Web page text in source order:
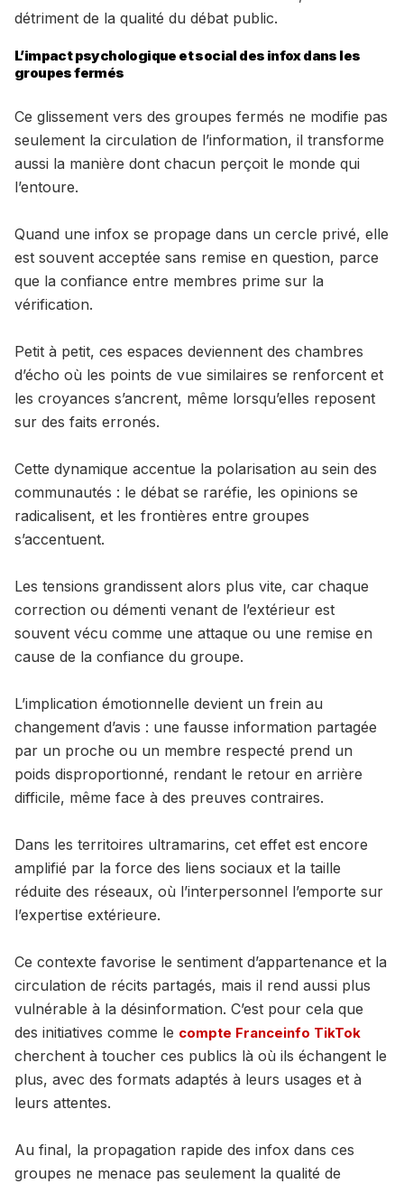
détriment de la qualité du débat public.
L’impact psychologique et social des infox dans les
groupes fermés
Ce glissement vers des groupes fermés ne modifie pas
seulement la circulation de l’information, il transforme
aussi la manière dont chacun perçoit le monde qui
l’entoure.
Quand une infox se propage dans un cercle privé, elle
est souvent acceptée sans remise en question, parce
que la confiance entre membres prime sur la
vérification.
Petit à petit, ces espaces deviennent des chambres
d’écho où les points de vue similaires se renforcent et
les croyances s’ancrent, même lorsqu’elles reposent
sur des faits erronés.
Cette dynamique accentue la polarisation au sein des
communautés : le débat se raréfie, les opinions se
radicalisent, et les frontières entre groupes
s’accentuent.
Les tensions grandissent alors plus vite, car chaque
correction ou démenti venant de l’extérieur est
souvent vécu comme une attaque ou une remise en
cause de la confiance du groupe.
L’implication émotionnelle devient un frein au
changement d’avis : une fausse information partagée
par un proche ou un membre respecté prend un
poids disproportionné, rendant le retour en arrière
difficile, même face à des preuves contraires.
Dans les territoires ultramarins, cet effet est encore
amplifié par la force des liens sociaux et la taille
réduite des réseaux, où l’interpersonnel l’emporte sur
l’expertise extérieure.
Ce contexte favorise le sentiment d’appartenance et la
circulation de récits partagés, mais il rend aussi plus
vulnérable à la désinformation. C’est pour cela que
des initiatives comme le compte Franceinfo TikTok
cherchent à toucher ces publics là où ils échangent le
plus, avec des formats adaptés à leurs usages et à
leurs attentes.
Au final, la propagation rapide des infox dans ces
groupes ne menace pas seulement la qualité de